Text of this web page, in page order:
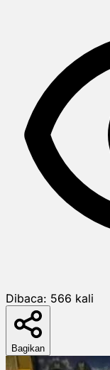
Dibaca: 566 kali
Bagikan